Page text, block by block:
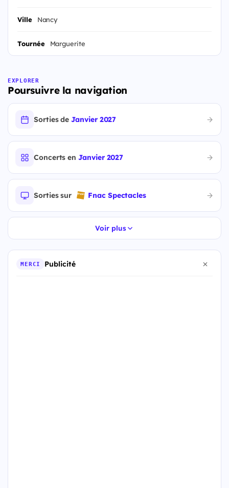
Ville Nancy
Tournée Marguerite
EXPLORER
Poursuivre la navigation
Sorties deJanvier 2027
Concerts enJanvier 2027
Sorties sur Fnac Spectacles
Voir plus
MERCI Publicité